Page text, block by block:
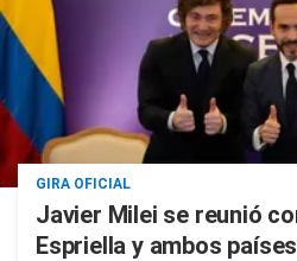
GIRA OFICIAL
Javier Milei se reunió
Espriella y ambos